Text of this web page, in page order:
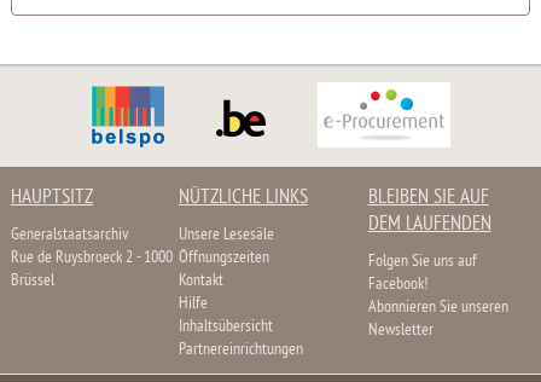
HAUPTSITZ
Generalstaatsarchiv
Rue de Ruysbroeck 2 - 1000
Brüssel
NÜTZLICHE LINKS
Unsere Lesesäle
Öffnungszeiten
Kontakt
Hilfe
Inhaltsübersicht
Partnereinrichtungen
BLEIBEN SIE AUF
DEM LAUFENDEN
Folgen Sie uns auf
Facebook!
Abonnieren Sie unseren
Newsletter